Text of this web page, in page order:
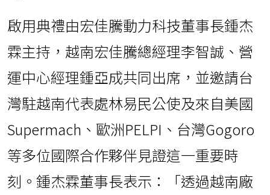
啟用典禮由宏佳騰動力科技董事長鍾杰
霖主持，越南宏佳騰總經理李智誠、營
運中心經理鍾亞成共同出席，並邀請台
灣駐越南代表處林易民公使及來自美國
Supermach、歐洲PELPI、台灣Gogoro
等多位國際合作夥伴見證這一重要時
刻。鍾杰霖董事長表示：「透過越南廠